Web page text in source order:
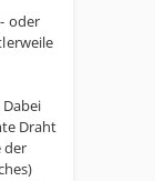
oder
Draht
der